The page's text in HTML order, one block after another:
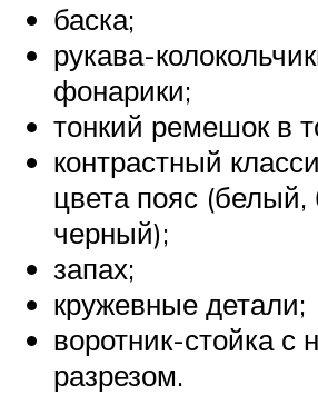
баска;
рукава-
фонарики;
тонкий ремешок в
контрастный
цвета пояс
черный);
запах;
кружевные детали;
воротник-стойка с
разрезом.